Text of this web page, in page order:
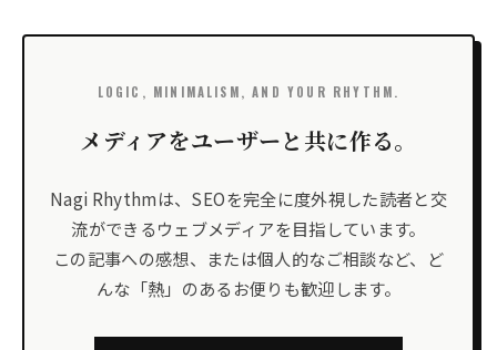
LOGIC, MINIMALISM, AND YOUR RHYTHM.
メディアをユーザーと共に作る。
Nagi Rhythmは、SEOを完全に度外視した読者と交
流ができるウェブメディアを目指しています。
この記事への感想、または個人的なご相談など、ど
んな「熱」のあるお便りも歓迎します。